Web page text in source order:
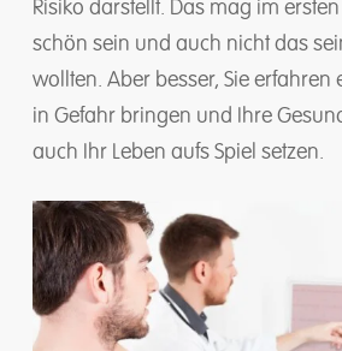
Risiko darstellt. Das mag im
schön sein und auch nicht das
wollten. Aber besser, Sie erfahren
in Gefahr bringen und Ihre
auch Ihr Leben aufs Spiel setzen.